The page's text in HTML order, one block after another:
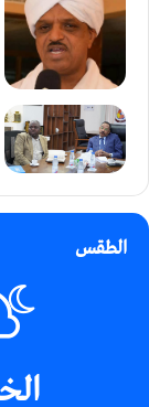
الطقس